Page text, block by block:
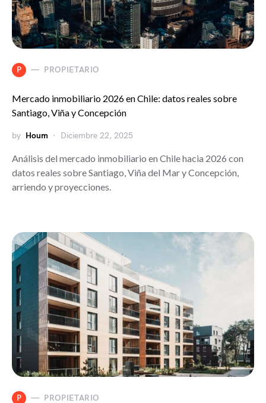
P PROPIETARIO
Mercado inmobiliario 2026 en Chile: datos reales sobre
Santiago, Viña y Concepción
by Houm Diciembre 22, 2025
Análisis del mercado inmobiliario en Chile hacia 2026 con
datos reales sobre Santiago, Viña del Mar y Concepción,
arriendo y proyecciones.
P PROPIETARIO